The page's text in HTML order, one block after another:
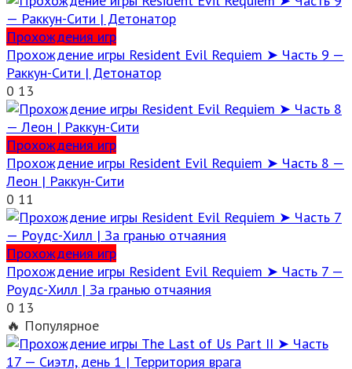
Прохождения игр
Прохождение игры Resident Evil Requiem ➤ Часть 9 —
Раккун-Сити | Детонатор
0 13
Прохождения игр
Прохождение игры Resident Evil Requiem ➤ Часть 8 —
Леон | Раккун-Сити
0 11
Прохождения игр
Прохождение игры Resident Evil Requiem ➤ Часть 7 —
Роудс-Хилл | За гранью отчаяния
0 13
🔥 Популярное